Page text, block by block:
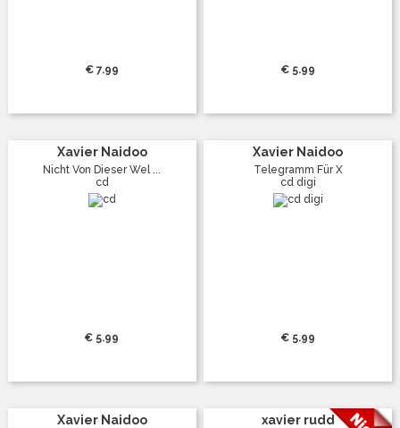
€ 7.99 € 5.99
Xavier Naidoo
Nicht Von Dieser Wel ...
cd
€ 5.99
Xavier Naidoo
Telegramm Für X
cd digi
€ 5.99
Xavier Naidoo xavier rudd